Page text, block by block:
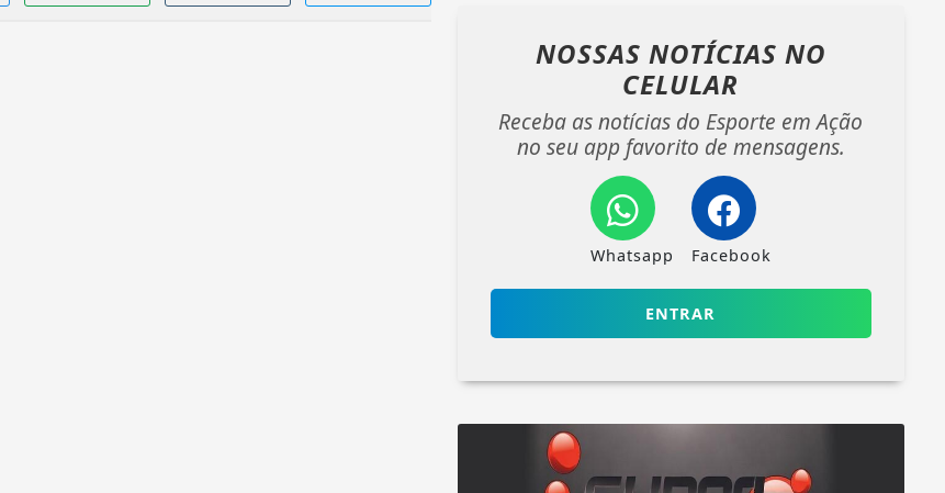
NOSSAS NOTÍCIAS NO
CELULAR
Receba as notícias do Esporte em Ação
no seu app favorito de mensagens.
Whatsapp Facebook
ENTRAR